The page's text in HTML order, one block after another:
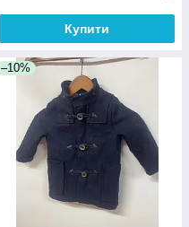
Купити
–10%